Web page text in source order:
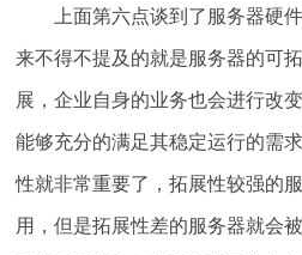
上面第六点谈到了服务器硬
来不得不提及的就是服务器的可
展，企业自身的业务也会进行改
能够充分的满足其稳定运行的需
性就非常重要了，拓展性较强的
用，但是拓展性差的服务器就会